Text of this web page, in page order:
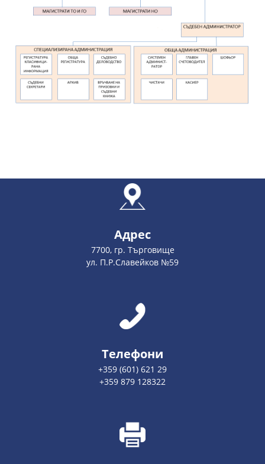
Адрес
7700, гр. Търговище
ул. П.Р.Славейков №59
Телефони
+359 (601) 621 29
+359 879 128322